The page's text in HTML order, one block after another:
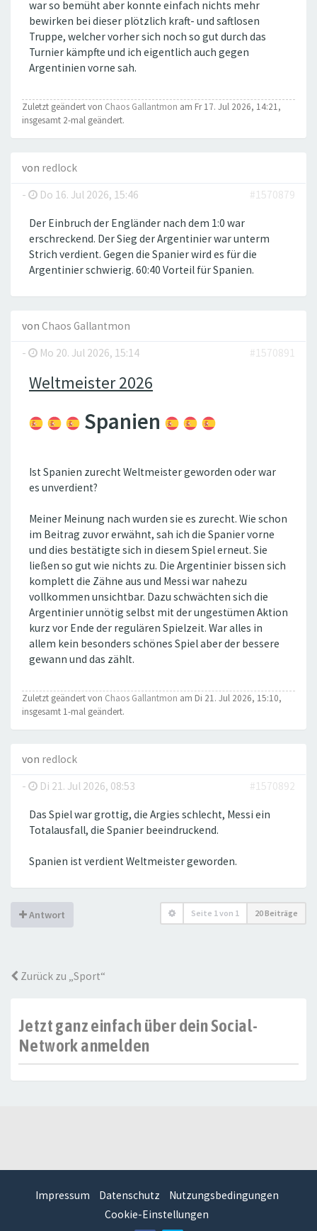
war so bemüht aber konnte einfach nichts mehr
bewirken bei dieser plötzlich kraft- und saftlosen
Truppe, welcher vorher sich noch so gut durch das
Turnier kämpfte und ich eigentlich auch gegen
Argentinien vorne sah.
Zuletzt geändert von Chaos Gallantmon am Fr 17. Jul 2026, 14:21,
insgesamt 2-mal geändert.
von redlock
-
Do 16. Jul 2026, 15:46 #1570879
Der Einbruch der Engländer nach dem 1:0 war
erschreckend. Der Sieg der Argentinier war unterm
Strich verdient. Gegen die Spanier wird es für die
Argentinier schwierig. 60:40 Vorteil für Spanien.
von Chaos Gallantmon
-
Mo 20. Jul 2026, 15:14 #1570891
Weltmeister 2026
Spanien
Ist Spanien zurecht Weltmeister geworden oder war
es unverdient?
Meiner Meinung nach wurden sie es zurecht. Wie schon
im Beitrag zuvor erwähnt, sah ich die Spanier vorne
und dies bestätigte sich in diesem Spiel erneut. Sie
ließen so gut wie nichts zu. Die Argentinier bissen sich
komplett die Zähne aus und Messi war nahezu
vollkommen unsichtbar. Dazu schwächten sich die
Argentinier unnötig selbst mit der ungestümen Aktion
kurz vor Ende der regulären Spielzeit. War alles in
allem kein besonders schönes Spiel aber der bessere
gewann und das zählt.
Zuletzt geändert von Chaos Gallantmon am Di 21. Jul 2026, 15:10,
insgesamt 1-mal geändert.
von redlock
-
Di 21. Jul 2026, 08:53 #1570892
Das Spiel war grottig, die Argies schlecht, Messi ein
Totalausfall, die Spanier beeindruckend.
Spanien ist verdient Weltmeister geworden.
Antwort Seite 1von 1 20 Beiträge
Zurück zu „Sport“
Jetzt ganz einfach über dein Social-
Network anmelden
Impressum Datenschutz
Nutzungsbedingungen
Cookie-Einstellungen